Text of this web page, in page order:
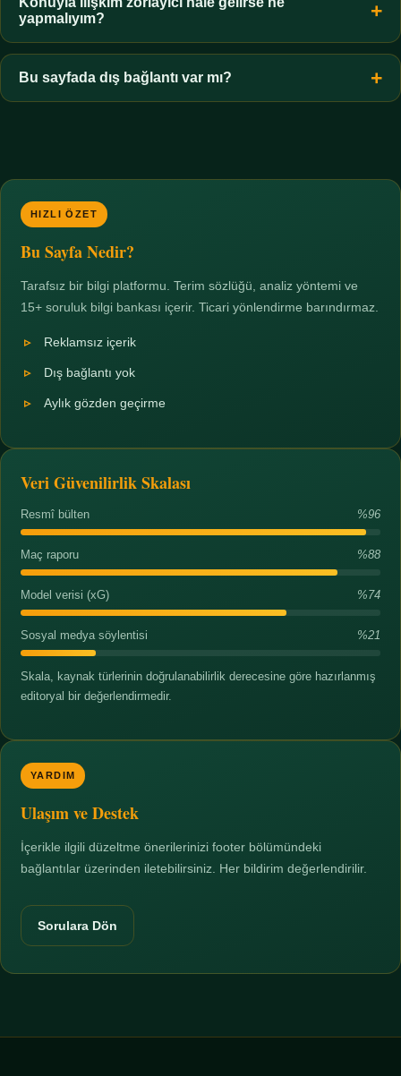
zorunluluktur.
yapmalıyım?
Zaman sınırı koyun, harcadığınız süreyi ölçün ve gerekirse
profesyonel destek alın. Türkiye'de ücretsiz danışma hatları
mevcuttur; yardım istemek güçlü bir adımdır.
Bu sayfada dış bağlantı var mı?
HIZLI ÖZET
Bu Sayfa Nedir?
Tarafsız bir bilgi platformu. Terim sözlüğü, analiz yöntemi ve
15+ soruluk bilgi bankası içerir. Ticari yönlendirme barındırmaz.
Reklamsız içerik
Dış bağlantı yok
Aylık gözden geçirme
Veri Güvenilirlik Skalası
Resmî bülten %96
Maç raporu %88
Model verisi (xG) %74
Sosyal medya söylentisi %21
Skala, kaynak türlerinin doğrulanabilirlik derecesine göre hazırlanmış
editoryal bir değerlendirmedir.
YARDIM
Ulaşım ve Destek
İçerikle ilgili düzeltme önerilerinizi footer bölümündeki
bağlantılar üzerinden iletebilirsiniz. Her bildirim değerlendirilir.
Sorulara Dön